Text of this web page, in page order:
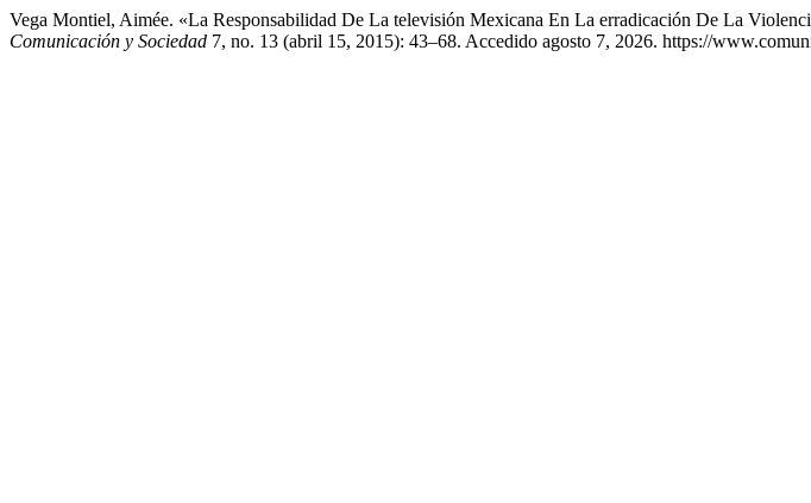
Vega Montiel, Aimée. «La Responsabilidad De La televisión Mexicana En La erradicación De La
Comunicación y Sociedad 7, no. 13 (abril 15, 2015): 43–68. Accedido agosto 7, 2026. https://